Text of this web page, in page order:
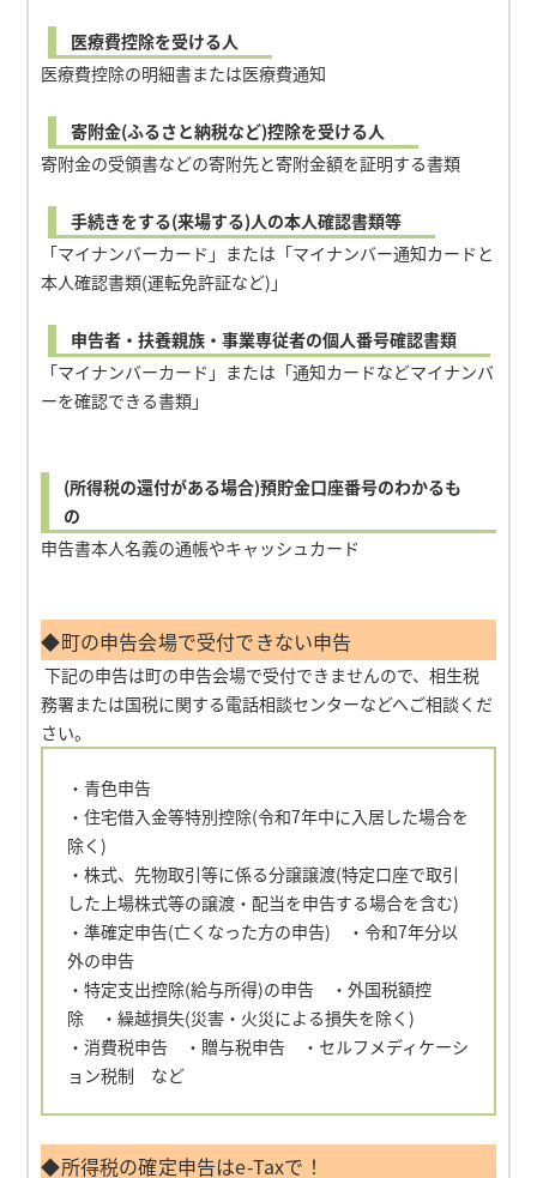
医療費控除を受ける人
医療費控除の明細書または医療費通知
寄附金(ふるさと納税など)控除を受ける人
寄附金の受領書などの寄附先と寄附金額を証明する書類
手続きをする(来場する)人の本人確認書類等
「マイナンバーカード」または「マイナンバー通知カードと
本人確認書類(運転免許証など)」
申告者・扶養親族・事業専従者の個人番号確認書類
「マイナンバーカード」または「通知カードなどマイナンバ
ーを確認できる書類」
(所得税の還付がある場合)預貯金口座番号のわかるも
の
申告書本人名義の通帳やキャッシュカード
◆町の申告会場で受付できない申告
下記の申告は町の申告会場で受付できませんので、相生税
務署または国税に関する電話相談センターなどへご相談くだ
さい。
・青色申告
・住宅借入金等特別控除(令和7年中に入居した場合を
除く)
・株式、先物取引等に係る分譲譲渡(特定口座で取引
した上場株式等の譲渡・配当を申告する場合を含む)
・準確定申告(亡くなった方の申告) ・令和7年分以
外の申告
・特定支出控除(給与所得)の申告 ・外国税額控
除 ・繰越損失(災害・火災による損失を除く)
・消費税申告 ・贈与税申告 ・セルフメディケーシ
ョン税制 など
◆所得税の確定申告はe-Taxで！